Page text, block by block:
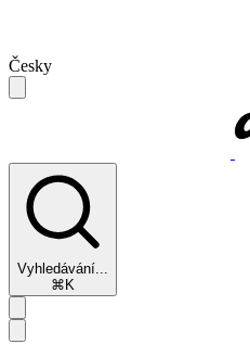
Česky
Vyhledávání...
⌘K